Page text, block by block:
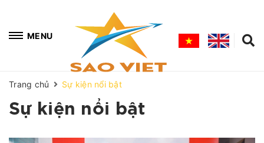
MENU
Trang chủ Sự kiện nổi bật
Sự kiện nổi bật